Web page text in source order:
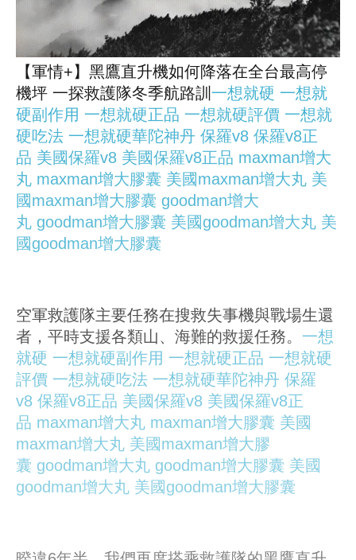
【軍情+】黑鷹直升機如何降落在全台最高停
機坪 一探救護隊冬季航路訓 一想就硬 一想就
硬副作用 一想就硬正品 一想就硬評價 一想就
硬吃法 一想就硬華陀神丹 保羅v8 保羅v8正
品 美國保羅v8 美國保羅v8正品 maxman增大
丸 maxman增大膠囊 美國maxman增大丸 美
國maxman增大膠囊 goodman增大
丸 goodman增大膠囊 美國goodman增大丸 美
國goodman增大膠囊
空軍救護隊主要任務在搜救失事機與戰場生還
者，平時支援各類山、海難的救援任務。 一想
就硬 一想就硬副作用 一想就硬正品 一想就硬
評價 一想就硬吃法 一想就硬華陀神丹 保羅
v8 保羅v8正品 美國保羅v8 美國保羅v8正
品 maxman增大丸 maxman增大膠囊 美國
maxman增大丸 美國maxman增大膠
囊 goodman增大丸 goodman增大膠囊 美國
goodman增大丸 美國goodman增大膠囊